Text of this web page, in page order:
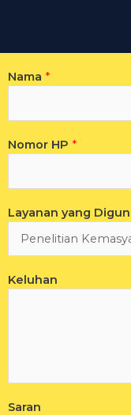
Nama *
Nomor HP *
Layanan yang
Keluhan
Saran